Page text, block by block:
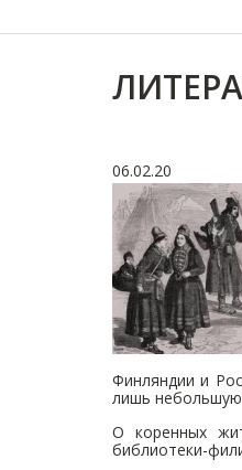
06.02.20
Финляндии и
лишь небольшую
О коренных
библиотеки-